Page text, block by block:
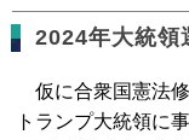
2024年大統領
仮に合衆国憲法
トランプ大統領に